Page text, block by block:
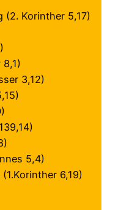
(2. Korinther 5,17)
8,1)
3,12)
5,4)
6,19)